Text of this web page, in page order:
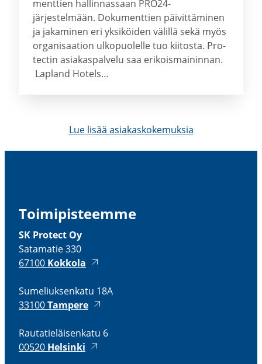
ment­tien hal­lin­nas­saan PRO24-​
järjestelmään. Do­ku­ment­tien päi­vit­tä­mi­nen
ja ja­ka­mi­nen eri yk­si­köi­den vä­lil­lä sekä myös
or­ga­ni­saa­tion ul­ko­puo­lel­le tuo kii­tos­ta. Pro­
tec­tin asia­kas­pal­ve­lu saa eri­kois­mai­nin­nan.
Lapland Ho­tels…
Lue lisää asiakas­ko­ke­muksia
Toimi­pis­teemme
SK Protect Oy
Satamatie 330
67100 Kokkola
Sumeliuk­senkatu 18A
33100Tampere
Rauta­tie­läi­senkatu 6
00520 Helsinki